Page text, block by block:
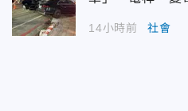
14小時前 社會